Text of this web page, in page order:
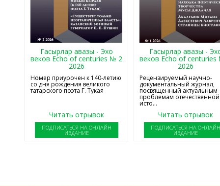
Гасырлар авазы - Эхо
веков Echo of centuries № 2
2026
Номер приурочен к 140-летию
со дня рождения великого
татарского поэта Г. Тукая
Читать отрывок
ПОДПИСАТЬСЯ НА ОНЛАЙН
ИЗДАНИЕ
Гасырлар авазы -
веков Echo of
2026
Рецензируемый научно-
документальный журнал,
посвященный актуальным
проблемам отечественной
исто...
Читать отрывок
ПОДПИСАТЬСЯ НА
ИЗДАНИЕ